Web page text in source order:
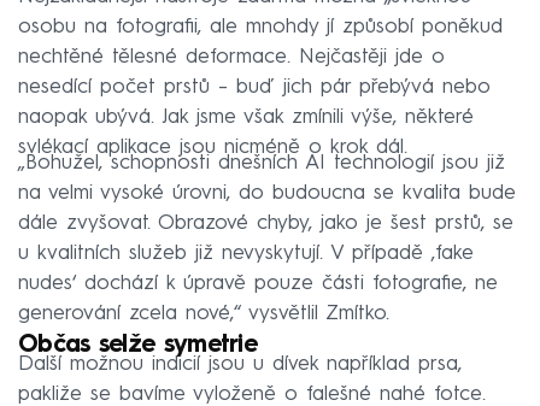
osobu na fotografii, ale mnohdy jí způsobí poněkud
nechtěné tělesné deformace. Nejčastěji jde o
nesedící počet prstů – buď jich pár přebývá nebo
naopak ubývá. Jak jsme však zmínili výše, některé
svlékací aplikace jsou nicméně o krok dál.
„Bohužel, schopnosti dnešních AI technologií jsou již
na velmi vysoké úrovni, do budoucna se kvalita bude
dále zvyšovat. Obrazové chyby, jako je šest prstů, se
u kvalitních služeb již nevyskytují. V případě ‚fake
nudes‘ dochází k úpravě pouze části fotografie, ne
generování zcela nové,“ vysvětlil Zmítko.
Občas selže symetrie
Další možnou indicií jsou u dívek například prsa,
pakliže se bavíme vyloženě o falešné nahé fotce.